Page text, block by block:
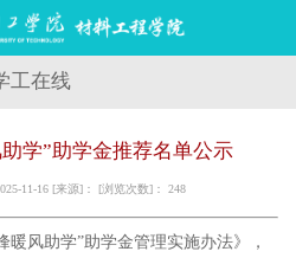
工在线
学”助学金推荐名单公示
11-16 [来源]： [浏览次数]： 248
暖风助学”助学金管理实施办法》，